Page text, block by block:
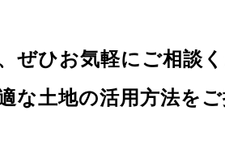
ぜひお気軽にご相談く
な土地の活用方法をご